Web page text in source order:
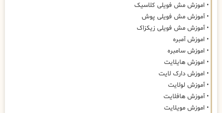
• اموزش مش فویلی کلاسیک
• آموزش مش فویلی پوش
• آموزش مش فویلی زیکزاک
• اموزش آمبره
• اموزش سامبره
• اموزش هایلایت
• اموزش دارک لایت
• آموزش لولایت
• آموزش هافلایت
• اموزش مویلایت